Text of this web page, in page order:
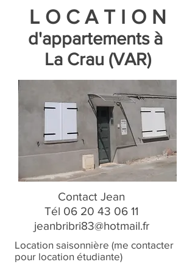
L O C A T I O N
d'appartements à
La Crau (VAR)
Contact Jean
Tél 06 20 43 06 11
jeanbribri83@hotmail.fr
Location saisonnière (me contacter
pour location étudiante)